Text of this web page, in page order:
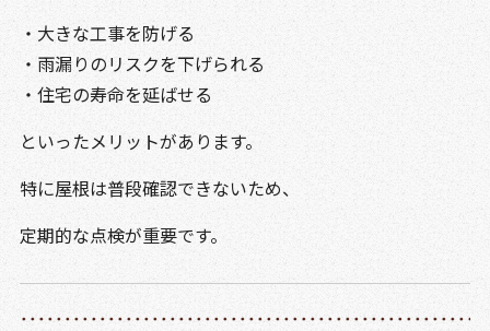
・大きな工事を防げる
・雨漏りのリスクを下げられる
・住宅の寿命を延ばせる
といったメリットがあります。
特に屋根は普段確認できないため、
定期的な点検が重要です。